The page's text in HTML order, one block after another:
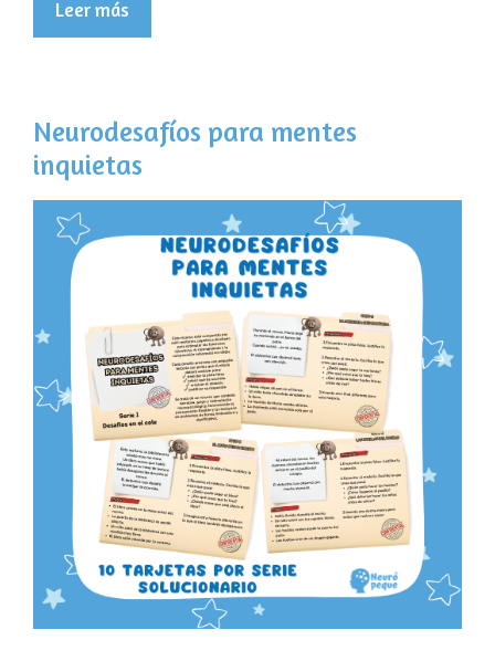
Leer más
Neurodesafíos para mentes
inquietas